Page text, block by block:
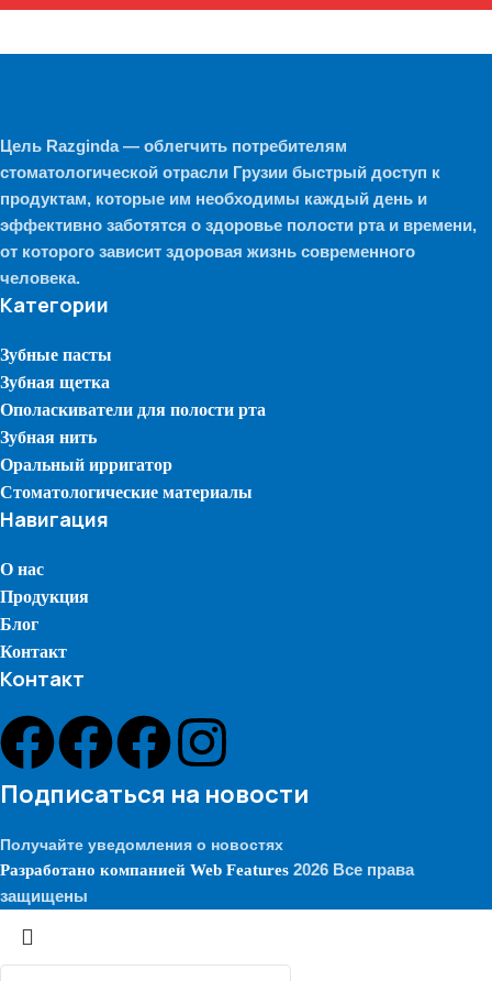
Цель Razginda — облегчить потребителям
стоматологической отрасли Грузии быстрый доступ к
продуктам, которые им необходимы каждый день и
эффективно заботятся о здоровье полости рта и времени,
от которого зависит здоровая жизнь современного
человека.
Категории
Зубные пасты
Зубная щетка
Ополаскиватели для полости рта
Зубная нить
Оральный ирригатор
Стоматологические материалы
Навигация
О нас
Продукция
Блог
Контакт
Контакт
Подписаться на новости
Получайте уведомления о новостях
Разработано компанией Web Features 2026 Все права
защищены